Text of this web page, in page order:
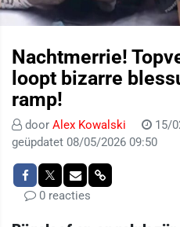
Nachtmerrie!
loopt bizarre
ramp!
door Alex Kowalski 15/
geüpdatet 08/05/2026 09:50
0 reacties